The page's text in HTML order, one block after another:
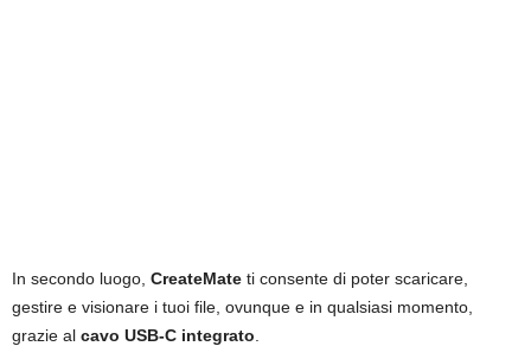
In secondo luogo, CreateMate ti consente di poter scaricare,
gestire e visionare i tuoi file, ovunque e in qualsiasi momento,
grazie al cavo USB-C integrato